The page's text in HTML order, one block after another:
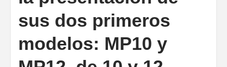
sus dos primeros
modelos: MP10 y